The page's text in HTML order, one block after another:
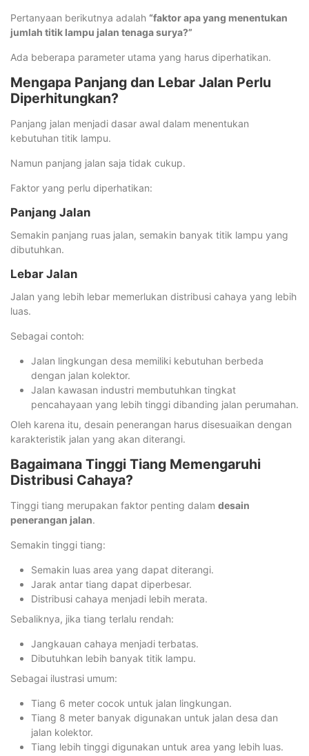
Pertanyaan berikutnya adalah “faktor apa yang menentukan
jumlah titik lampu jalan tenaga surya?”
Ada beberapa parameter utama yang harus diperhatikan.
Mengapa Panjang dan Lebar Jalan Perlu
Diperhitungkan?
Panjang jalan menjadi dasar awal dalam menentukan
kebutuhan titik lampu.
Namun panjang jalan saja tidak cukup.
Faktor yang perlu diperhatikan:
Panjang Jalan
Semakin panjang ruas jalan, semakin banyak titik lampu yang
dibutuhkan.
Lebar Jalan
Jalan yang lebih lebar memerlukan distribusi cahaya yang lebih
luas.
Sebagai contoh:
Jalan lingkungan desa memiliki kebutuhan berbeda
dengan jalan kolektor.
Jalan kawasan industri membutuhkan tingkat
pencahayaan yang lebih tinggi dibanding jalan perumahan.
Oleh karena itu, desain penerangan harus disesuaikan dengan
karakteristik jalan yang akan diterangi.
Bagaimana Tinggi Tiang Memengaruhi
Distribusi Cahaya?
Tinggi tiang merupakan faktor penting dalam desain
penerangan jalan.
Semakin tinggi tiang:
Semakin luas area yang dapat diterangi.
Jarak antar tiang dapat diperbesar.
Distribusi cahaya menjadi lebih merata.
Sebaliknya, jika tiang terlalu rendah:
Jangkauan cahaya menjadi terbatas.
Dibutuhkan lebih banyak titik lampu.
Sebagai ilustrasi umum:
Tiang 6 meter cocok untuk jalan lingkungan.
Tiang 8 meter banyak digunakan untuk jalan desa dan
jalan kolektor.
Tiang lebih tinggi digunakan untuk area yang lebih luas.